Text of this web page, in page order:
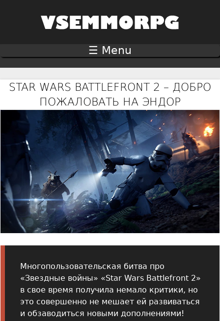
STAR WARS BATTLEFRONT 2 – ДОБРО
ПОЖАЛОВАТЬ НА ЭНДОР
Многопользовательская битва про
«Звездные войны» «Star Wars Battlefront 2»
в свое время получила немало критики, но
это совершенно не мешает ей развиваться
и обзаводиться новыми дополнениями!
☰ Menu